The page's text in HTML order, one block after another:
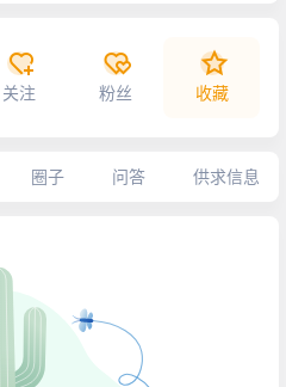
关注 粉丝 收藏
圈子 问答 供求信息